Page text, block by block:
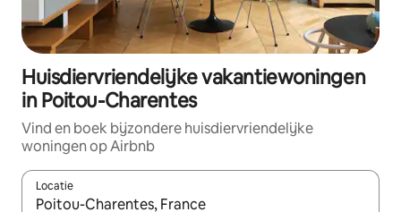
Huisdiervriendelijke vakantiewoningen
in Poitou-Charentes
Vind en boek bijzondere huisdiervriendelijke
woningen op Airbnb
Locatie
Wanneer er suggesties beschikbaar zijn, maak je een keuze